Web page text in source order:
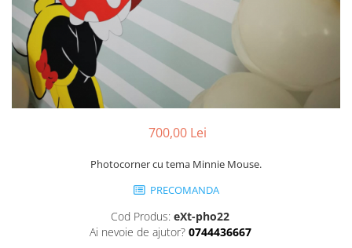
2025 Craciun
1 Martie
2020 Craciun si Anul Nou
2021 Crăciun
2022 Crăciun
Buchete extravagante
700,00 Lei
Photocorner cu tema Minnie Mouse.
PRECOMANDA
Cod Produs: eXt-pho22
Ai nevoie de ajutor? 0744436667